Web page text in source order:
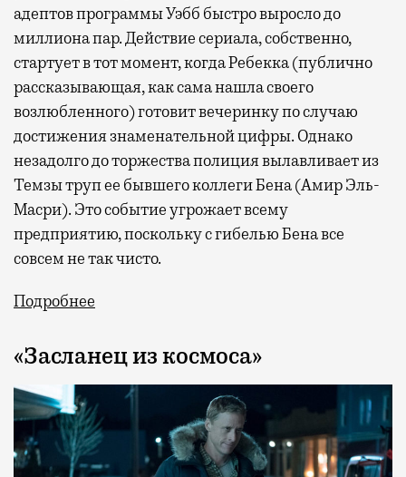
адептов программы Уэбб быстро выросло до
миллиона пар. Действие сериала, собственно,
стартует в тот момент, когда Ребекка (публично
рассказывающая, как сама нашла своего
возлюбленного) готовит вечеринку по случаю
достижения знаменательной цифры. Однако
незадолго до торжества полиция вылавливает из
Темзы труп ее бывшего коллеги Бена (Амир Эль-
Масри). Это событие угрожает всему
предприятию, поскольку с гибелью Бена все
совсем не так чисто.
Подробнее
«Засланец из космоса»